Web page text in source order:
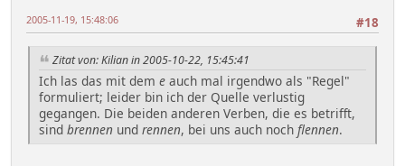
#18
2005-11-19, 15:48:06
Zitat von: Kilian in 2005-10-22, 15:45:41
Ich las das mit dem e auch mal irgendwo als "Regel"
formuliert; leider bin ich der Quelle verlustig
gegangen. Die beiden anderen Verben, die es betrifft,
sind brennen und rennen, bei uns auch noch flennen.